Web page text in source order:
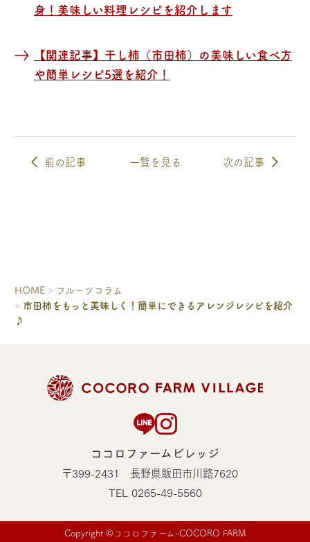
身！美味しい料理レシピを紹介します
【関連記事】干し柿（市田柿）の美味しい食べ方
や簡単レシピ5選を紹介！
前の記事 一覧を見る 次の記事
HOME
フルーツコラム
市田柿をもっと美味しく！簡単にできるアレンジレシピを紹介
♪
ココロファームビレッジ
〒399-2431 長野県飯田市川路7620
TEL 0265-49-5560
Copyright ©ココロファーム-COCORO FARM